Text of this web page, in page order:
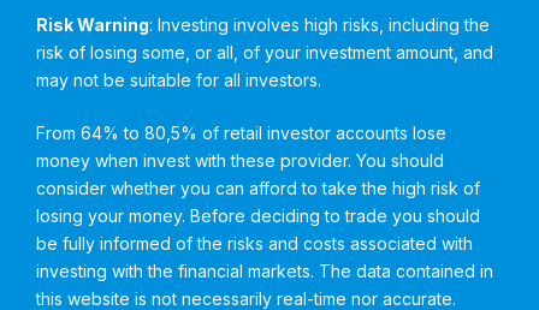
Risk Warning: Investing involves high risks, including the
risk of losing some, or all, of your investment amount, and
may not be suitable for all investors.
From 64% to 80,5% of retail investor accounts lose
money when invest with these provider. You should
consider whether you can afford to take the high risk of
losing your money. Before deciding to trade you should
be fully informed of the risks and costs associated with
investing with the financial markets. The data contained in
this website is not necessarily real-time nor accurate.